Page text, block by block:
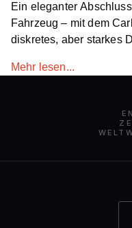
Ein eleganter
Fahrzeug – mit dem
diskretes, aber starkes
Mehr lesen...